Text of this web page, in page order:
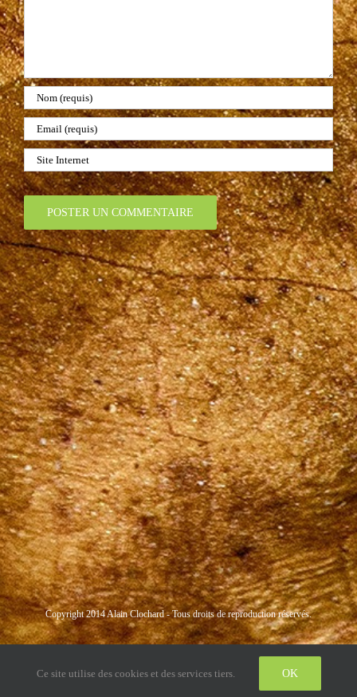
Copyright 2014 Alain Clochard - Tous droits de reproduction réservés.
InstagramLinkedInTwitter
Ce site utilise des cookies et des services tiers. OK